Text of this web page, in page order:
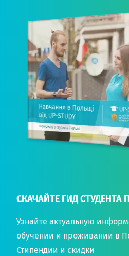
СКАЧАЙТЕ ГИД СТУДЕНТА
Узнайте актуальную
обучении и проживании в
Стипендии и скидки